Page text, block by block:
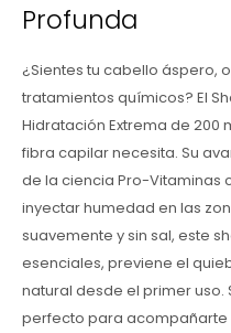
Profunda
¿Sientes tu cabello áspero,
tratamientos químicos? El
Hidratación Extrema de 200
fibra capilar necesita. Su
de la ciencia Pro-Vitaminas
inyectar humedad en las
suavemente y sin sal, este
esenciales, previene el
natural desde el primer uso.
perfecto para acompañarte